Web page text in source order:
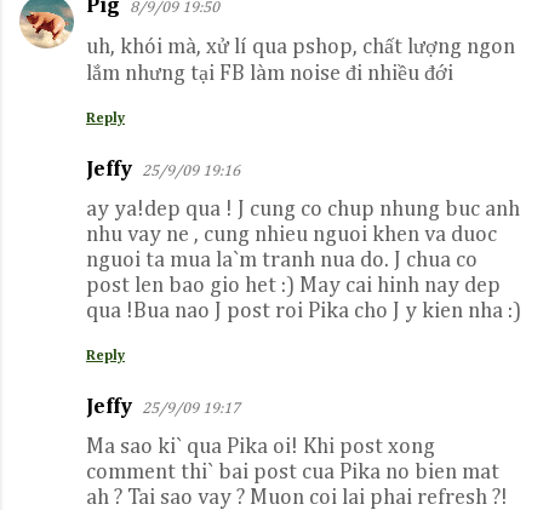
Pig 8/9/09 19:50
uh, khói mà, xử lí qua pshop, chất lượng ngon
lắm nhưng tại FB làm noise đi nhiều đới
Reply
Jeffy 25/9/09 19:16
ay ya!dep qua ! J cung co chup nhung buc anh
nhu vay ne , cung nhieu nguoi khen va duoc
nguoi ta mua la`m tranh nua do. J chua co
post len bao gio het :) May cai hinh nay dep
qua !Bua nao J post roi Pika cho J y kien nha :)
Reply
Jeffy 25/9/09 19:17
Ma sao ki` qua Pika oi! Khi post xong
comment thi` bai post cua Pika no bien mat
ah ? Tai sao vay ? Muon coi lai phai refresh ?!